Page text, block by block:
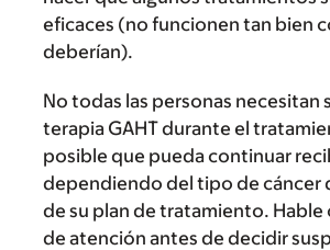
eficaces (no funcionen tan bien
deberían).
No todas las personas necesitan
terapia GAHT durante el
posible que pueda continuar
dependiendo del tipo de cáncer
de su plan de tratamiento. Hable
de atención antes de decidir